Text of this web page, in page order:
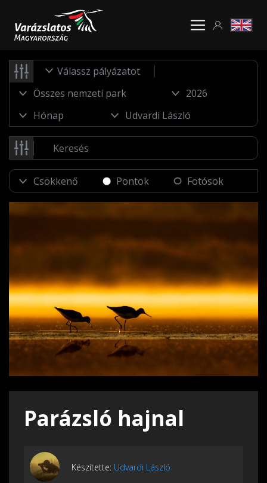
Válassz pályázatot
Pontok Fotósok
Parázsló hajnal
Készítette: Udvardi László